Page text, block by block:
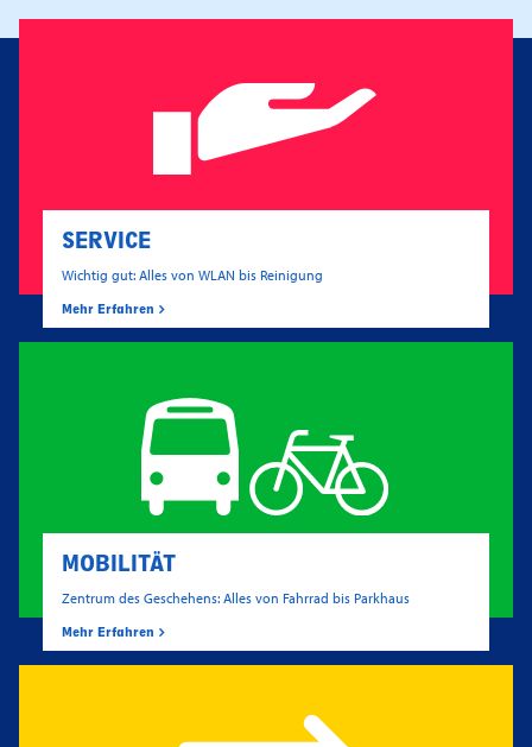
SERVICE
Wichtig gut: Alles von WLAN bis Reinigung
Mehr Erfahren
MOBILITÄT
Zentrum des Geschehens: Alles von Fahrrad bis Parkhaus
Mehr Erfahren